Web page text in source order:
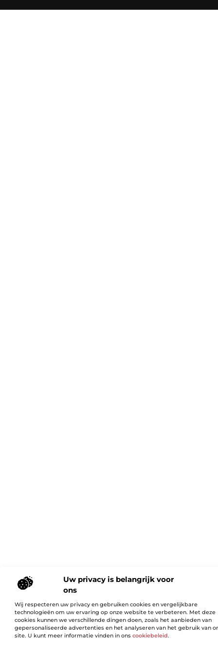
Uw privacy is belangrijk voor
ons
Wij respecteren uw privacy en gebruiken cookies en vergelijkbare
technologieën om uw ervaring op onze website te verbeteren. Met deze
cookies kunnen we verschillende dingen doen, zoals het aanbieden van
gepersonaliseerde advertenties en het analyseren van het gebruik van
site. U kunt meer informatie vinden in ons cookiebeleid.